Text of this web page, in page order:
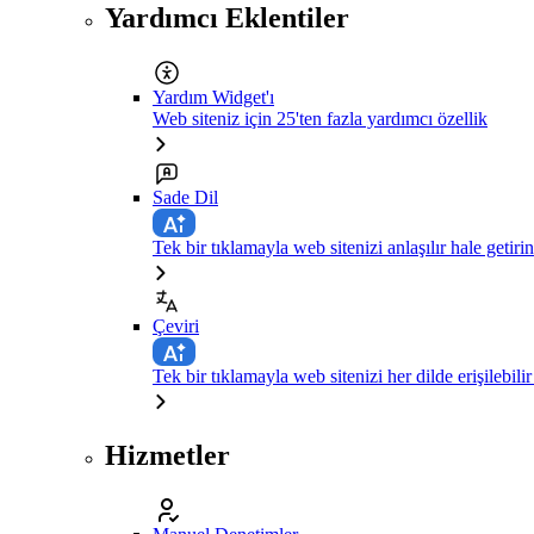
Yardımcı Eklentiler
Yardım Widget'ı
Web siteniz için 25'ten fazla yardımcı özellik
Sade Dil
Tek bir tıklamayla web sitenizi anlaşılır hale getirin
Çeviri
Tek bir tıklamayla web sitenizi her dilde
Hizmetler